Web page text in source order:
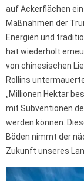
auf Ackerflächen
Maßnahmen der
Energien und
hat wiederholt
von chinesischen
Rollins
„Millionen Hektar
mit Subventionen
werden können.
Böden nimmt der
Zukunft unseres